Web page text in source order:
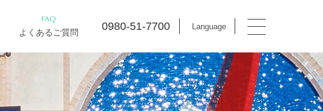
FAQ
よくあるご質問 0980-51-7700 Language